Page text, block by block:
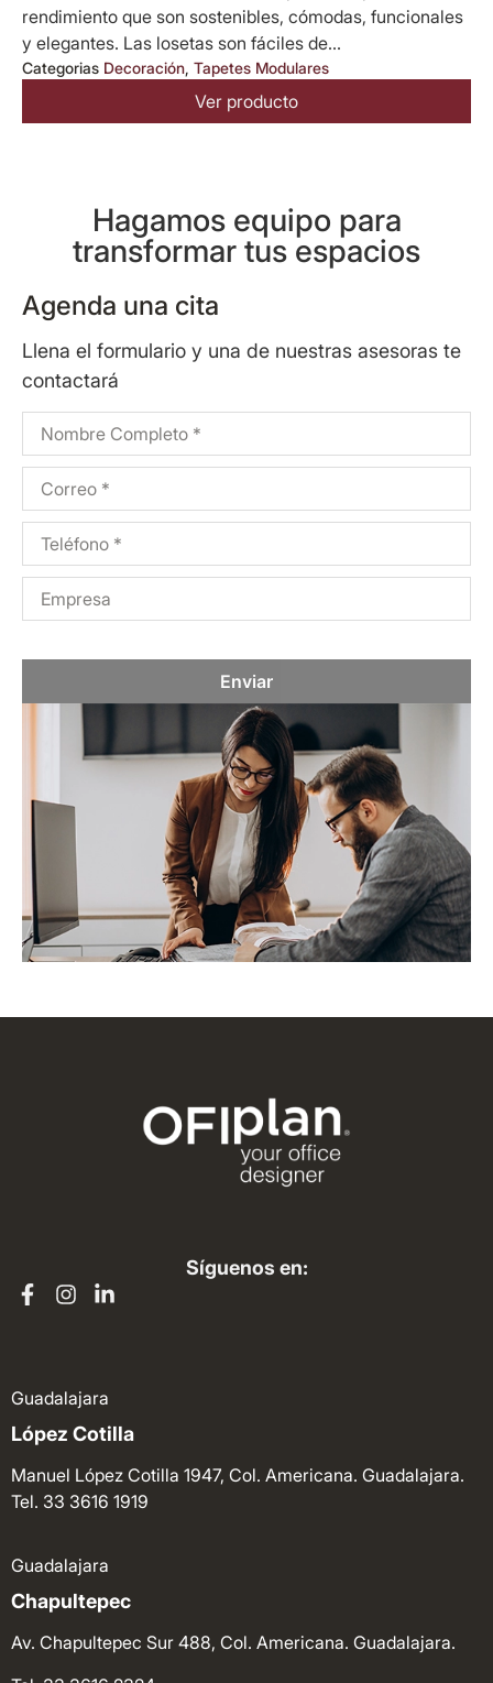
rendimiento que son sostenibles, cómodas, funcionales
y elegantes. Las losetas son fáciles de...
Categorias Decoración, Tapetes Modulares
Ver producto
Hagamos equipo para
transformar tus espacios
Agenda una cita
Llena el formulario y una de nuestras asesoras te
contactará
Enviar
Síguenos en:
Guadalajara
López Cotilla
Manuel López Cotilla 1947, Col. Americana. Guadalajara.
Tel. 33 3616 1919
Guadalajara
Chapultepec
Av. Chapultepec Sur 488, Col. Americana. Guadalajara.